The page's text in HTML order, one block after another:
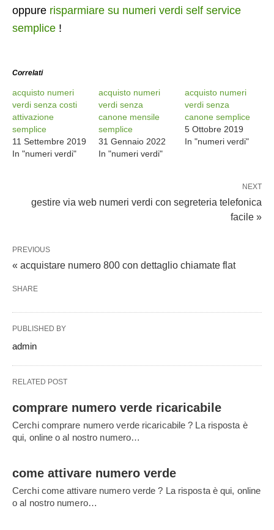
oppure risparmiare su numeri verdi self service
semplice !
Correlati
acquisto numeri
verdi senza costi
attivazione
semplice
11 Settembre 2019
In "numeri verdi"
acquisto numeri
verdi senza
canone mensile
semplice
31 Gennaio 2022
In "numeri verdi"
acquisto numeri
verdi senza
canone semplice
5 Ottobre 2019
In "numeri verdi"
NEXT
gestire via web numeri verdi con segreteria telefonica
facile »
PREVIOUS
« acquistare numero 800 con dettaglio chiamate flat
SHARE
PUBLISHED BY
admin
RELATED POST
comprare numero verde ricaricabile
Cerchi comprare numero verde ricaricabile ? La risposta è
qui, online o al nostro numero…
come attivare numero verde
Cerchi come attivare numero verde ? La risposta è qui, online
o al nostro numero…